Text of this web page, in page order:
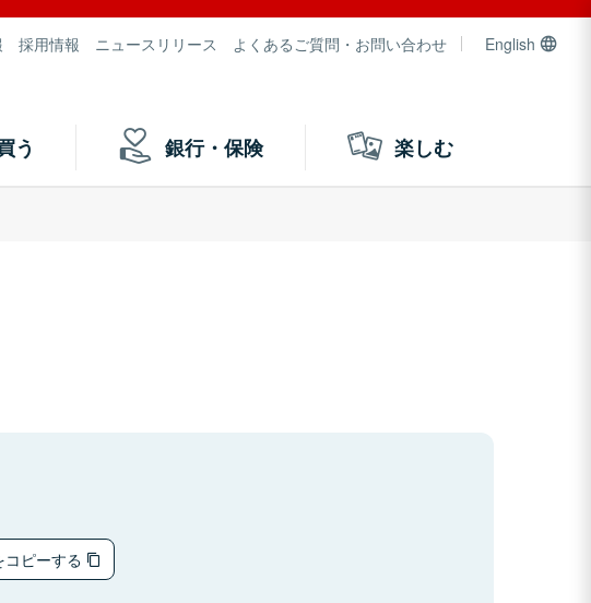
採用情報 ニュースリリース よくあるご質問・お問い合わせ English
う 銀行・保険 楽しむ
ピーする